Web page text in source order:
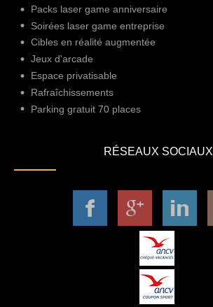
Packs laser game anniversaire
Soirées laser game entreprise
Cibles en réalité augmentée
Jeux d'arcade
Espace privatisable
Rafraîchissements
Parking gratuit 70 places
RÉSEAUX SOCIAUX